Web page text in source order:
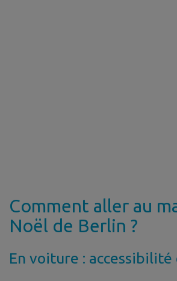
Comment aller au
Noël de Berlin ?
En voiture :